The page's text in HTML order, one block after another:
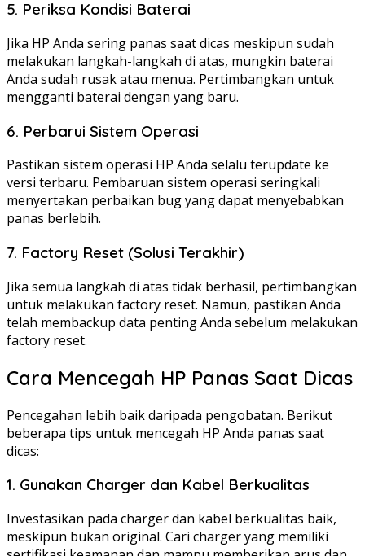
5. Periksa Kondisi Baterai
Jika HP Anda sering panas saat dicas meskipun sudah
melakukan langkah-langkah di atas, mungkin baterai
Anda sudah rusak atau menua. Pertimbangkan untuk
mengganti baterai dengan yang baru.
6. Perbarui Sistem Operasi
Pastikan sistem operasi HP Anda selalu terupdate ke
versi terbaru. Pembaruan sistem operasi seringkali
menyertakan perbaikan bug yang dapat menyebabkan
panas berlebih.
7. Factory Reset (Solusi Terakhir)
Jika semua langkah di atas tidak berhasil, pertimbangkan
untuk melakukan factory reset. Namun, pastikan Anda
telah membackup data penting Anda sebelum melakukan
factory reset.
Cara Mencegah HP Panas Saat Dicas
Pencegahan lebih baik daripada pengobatan. Berikut
beberapa tips untuk mencegah HP Anda panas saat
dicas:
1. Gunakan Charger dan Kabel Berkualitas
Investasikan pada charger dan kabel berkualitas baik,
meskipun bukan original. Cari charger yang memiliki